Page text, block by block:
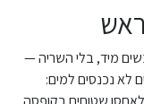
מיד, בלי השריה —
לא נכנסים למים: